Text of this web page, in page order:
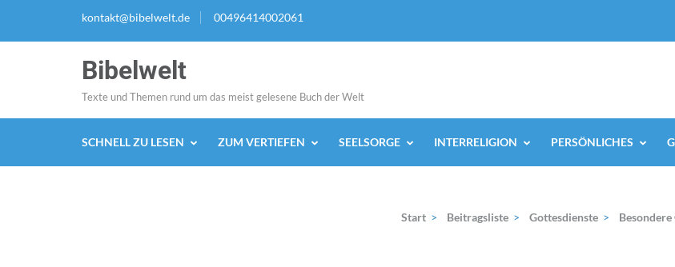
kontakt@bibelwelt.de 00496414002061
Bibelwelt
Texte und Themen rund um das meist gelesene Buch der Welt
SCHNELL ZU LESEN ZUM VERTIEFEN SEELSORGE INTERRELIGION PERSÖNLICHES
Start > Beitragsliste > Gottesdienste >